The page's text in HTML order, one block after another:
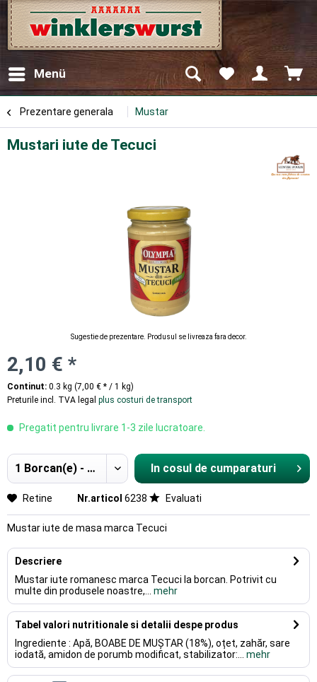
Menü
Prezentare generala Mustar
Mustari iute de Tecuci
Sugestie de prezentare. Produsul se livreaza fara decor.
2,10 € *
Continut: 0.3 kg (7,00 € * / 1 kg)
Preturile incl. TVA legal plus costuri de transport
Pregatit pentru livrare 1-3 zile lucratoare.
In cosul de cumparaturi
Hinzugefügt
Nr.articol 6238
Retine Evaluati
Mustar iute de masa marca Tecuci
Descriere
Mustar iute romanesc marca Tecuci la borcan. Potrivit cu
multe din produsele noastre,...
mehr
Tabel valori nutritionale si detalii despe produs
Ingrediente : Apă, BOABE DE MUȘTAR (18%), oțet, zahăr, sare
iodată, amidon de porumb modificat, stabilizator:...
mehr